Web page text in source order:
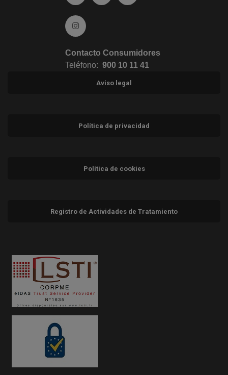
Ir a Instagram (abre en ventana nueva)
Contacto Consumidores
Teléfono: 900 10 11 41
Aviso legal
Política de privacidad
Política de cookies
Registro de Actividades de Tratamiento